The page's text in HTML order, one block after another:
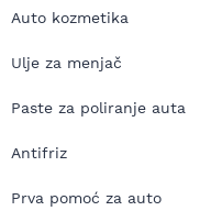
Auto kozmetika
Ulje za menjač
Paste za poliranje auta
Antifriz
Prva pomoć za auto